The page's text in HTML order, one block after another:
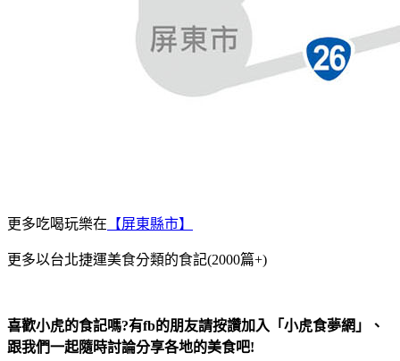
更多吃喝玩樂在 【屏東縣市】
更多以台北捷運美食分類的食記(2000篇+)
喜歡小虎的食記嗎?有fb的朋友請按讚加入「小虎食夢網」、
跟我們一起隨時討論分享各地的美食吧!